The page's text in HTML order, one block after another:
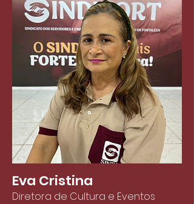
Eva Cristina
Diretora de Cultura e Eventos